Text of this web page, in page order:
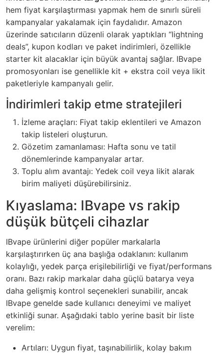
hem fiyat karşılaştırması yapmak hem de sınırlı süreli
kampanyalar yakalamak için faydalıdır. Amazon
üzerinde satıcıların düzenli olarak yaptıkları “lightning
deals”, kupon kodları ve paket indirimleri, özellikle
starter kit alacaklar için büyük avantaj sağlar. IBvape
promosyonları ise genellikle kit + ekstra coil veya likit
paketleriyle kampanyalı gelir.
İndirimleri takip etme stratejileri
İzleme araçları: Fiyat takip eklentileri ve Amazon
takip listeleri oluşturun.
Gözetim zamanlaması: Hafta sonu ve tatil
dönemlerinde kampanyalar artar.
Toplu alım avantajı: Yedek coil veya likit alarak
birim maliyeti düşürebilirsiniz.
Kıyaslama: IBvape vs rakip
düşük bütçeli cihazlar
IBvape ürünlerini diğer popüler markalarla
karşılaştırırken üç ana başlığa odaklanın: kullanım
kolaylığı, yedek parça erişilebilirliği ve fiyat/performans
oranı. Bazı rakip markalar daha güçlü batarya veya
daha gelişmiş kontrol seçenekleri sunabilir, ancak
IBvape genelde sade kullanıcı deneyimi ve maliyet
etkinliği sunar. Aşağıdaki tablo yerine basit bir liste
verelim:
Artıları: Uygun fiyat, taşınabilirlik, kolay bakım